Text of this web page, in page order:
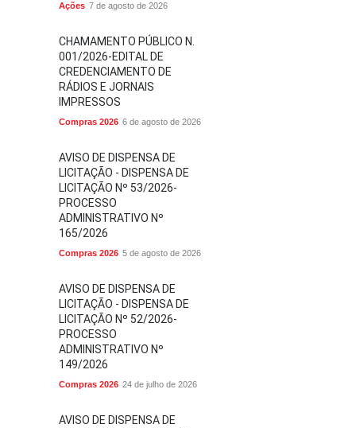
Ações 7 de agosto de 2026
CHAMAMENTO PÚBLICO N.
001/2026-EDITAL DE
CREDENCIAMENTO DE
RÁDIOS E JORNAIS
IMPRESSOS
Compras 2026 6 de agosto de 2026
AVISO DE DISPENSA DE
LICITAÇÃO - DISPENSA DE
LICITAÇÃO Nº 53/2026-
PROCESSO
ADMINISTRATIVO Nº
165/2026
Compras 2026 5 de agosto de 2026
AVISO DE DISPENSA DE
LICITAÇÃO - DISPENSA DE
LICITAÇÃO Nº 52/2026-
PROCESSO
ADMINISTRATIVO Nº
149/2026
Compras 2026 24 de julho de 2026
AVISO DE DISPENSA DE